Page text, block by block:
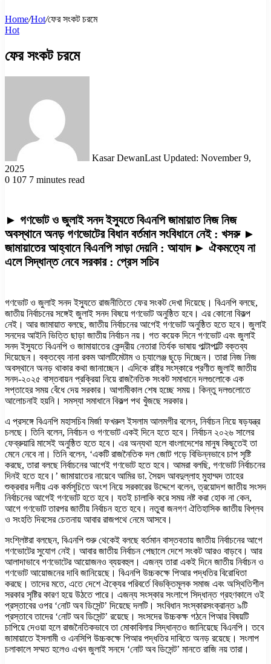
Home/Hot/ফের সংকট চরমে
Hot
ফের সংকট চরমে
Kasar DewanLast Updated: November 9,
2025
0 107 7 minutes read
► গণভোট ও জুলাই সনদ ইস্যুতে বিএনপি জামায়াত নিজ নিজ
অবস্থানে অনড় গণভোটের বিধান বর্তমান সংবিধানে নেই : খসরু ►
জামায়াতের আহ্বানে বিএনপি সাড়া দেয়নি : আযাদ ► ঐকমত্যে না
এলে সিদ্ধান্ত নেবে সরকার : প্রেস সচিব
গণভোট ও জুলাই সনদ ইস্যুতে রাজনীতিতে ফের সংকট দেখা দিয়েছে। বিএনপি বলছে,
জাতীয় নির্বাচনের সঙ্গেই জুলাই সনদ বিষয়ে গণভোট অনুষ্ঠিত হবে। এর কোনো বিকল্প
নেই। আর জামায়াত বলছে, জাতীয় নির্বাচনের আগেই গণভোট অনুষ্ঠিত হতে হবে। জুলাই
সনদের আইনি ভিত্তি ছাড়া জাতীয় নির্বাচন নয়। গত কয়েক দিনে গণভোট এবং জুলাই
সনদ ইস্যুতে বিএনপি ও জামায়াতের কেন্দ্রীয় নেতারা তির্যক ভাষায় পাল্টাপাল্টি বক্তব্য
দিয়েছেন। বক্তব্যে নানা রকম আলটিমেটাম ও চ্যালেঞ্জ ছুড়ে দিচ্ছেন। তারা নিজ নিজ
অবস্থানে অনড় থাকার কথা জানাচ্ছেন। এদিকে রাষ্ট্র সংস্কারে প্রণীত জুলাই জাতীয়
সনদ-২০২৫ বাস্তবায়ন প্রক্রিয়া নিয়ে রাজনৈতিক সংকট সমাধানে দলগুলোকে এক
সপ্তাহের সময় বেঁধে দেয় সরকার। আগামীকাল শেষ হচ্ছে সময়। কিন্তু দলগুলোতে
আলোচনাই হয়নি। সমস্যা সমাধানে বিকল্প পথ খুঁজছে সরকার।
এ প্রসঙ্গে বিএনপি মহাসচিব মির্জা ফখরুল ইসলাম আলমগীর বলেন, নির্বাচন নিয়ে ষড়যন্ত্র
চলছে। তিনি বলেন, নির্বাচন ও গণভোট একই দিনে হতে হবে। নির্বাচন ২০২৬ সালের
ফেব্রুয়ারি মাসেই অনুষ্ঠিত হতে হবে। এর অন্যথা হলে বাংলাদেশের মানুষ কিছুতেই তা
মেনে নেবে না। তিনি বলেন, ‘একটি রাজনৈতিক দল জোট গড়ে বিভিন্নভাবে চাপ সৃষ্টি
করছে, তারা বলছে নির্বাচনের আগেই গণভোট হতে হবে। আমরা বলছি, গণভোট নির্বাচনের
দিনই হতে হবে।’ জামায়াতের নায়েবে আমির ডা. সৈয়দ আবদুল্লাহ মুহাম্মদ তাহের
শুক্রবার দলীয় এক কর্মসূচিতে অংশ নিয়ে সরকারের উদ্দেশে বলেন, ত্রয়োদশ জাতীয় সংসদ
নির্বাচনের আগেই গণভোট হতে হবে। যতই চালাকি করে সময় নষ্ট করা হোক না কেন,
আগে গণভোট তারপর জাতীয় নির্বাচন হতে হবে। নতুবা জনগণ ঐতিহাসিক জাতীয় বিপ্লব
ও সংহতি দিবসের চেতনায় আবার রাজপথে নেমে আসবে।
সংশ্লিষ্টরা বলছেন, বিএনপি শুরু থেকেই বলছে বর্তমান বাস্তবতায় জাতীয় নির্বাচনের আগে
গণভোটের সুযোগ নেই। আবার জাতীয় নির্বাচন পেছালে দেশে সংকট আরও বাড়বে। আর
আলাদাভাবে গণভোটের আয়োজনও ব্যয়বহুল। এজন্য তারা একই দিনে জাতীয় নির্বাচন ও
গণভোট আয়োজনের দাবি জানিয়েছে। বিএনপি উচ্চকক্ষে পিআর পদ্ধতির বিরোধিতা
করছে। তাদের মতে, এতে দেশে ঐক্যের পরিবর্তে বিভক্তিমূলক সমাজ এবং অস্থিতিশীল
সরকার সৃষ্টির কারণ হয়ে উঠতে পারে। এজন্য সংস্কার সংলাপে সিদ্ধান্ত গ্রহণকালে ওই
প্রস্তাবের ওপর ‘নোট অব ডিসেন্ট’ দিয়েছে দলটি। সংবিধান সংস্কারসংক্রান্ত ৯টি
প্রস্তাবে তাদের ‘নোট অব ডিসেন্ট’ রয়েছে। সংসদের উচ্চকক্ষ গঠনে পিআর বিষয়টি
চাপিয়ে দেওয়া হলে রাজনৈতিকভাবে তা মোকাবিলার সিদ্ধান্তও জানিয়েছে বিএনপি। তবে
জামায়াতে ইসলামী ও এনসিপি উচ্চকক্ষে পিআর পদ্ধতির দাবিতে অনড় রয়েছে। সংলাপ
চলাকালে সম্মত হলেও এখন জুলাই সনদে ‘নোট অব ডিসেন্ট’ মানতে রাজি নয় তারা।